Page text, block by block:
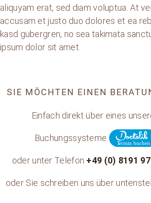
aliquyam erat, sed diam voluptua. At
accusam et justo duo dolores et ea
kasd gubergren, no sea takimata
ipsum dolor sit amet.
SIE MÖCHTEN EINEN
Einfach direkt über eines
Buchungssysteme
oder unter Telefon +49 (0) 8191
oder Sie schreiben uns über